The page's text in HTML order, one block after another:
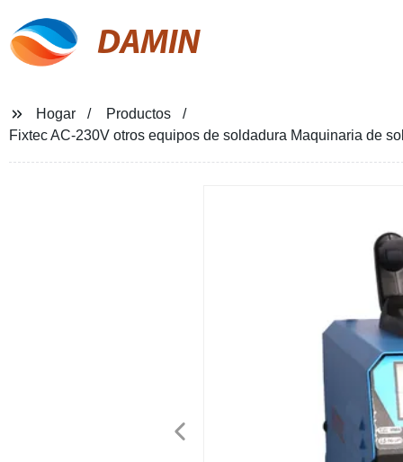
DAMIN
Hogar
Productos
Fixtec AC-230V otros equipos de soldadura Maquinaria de